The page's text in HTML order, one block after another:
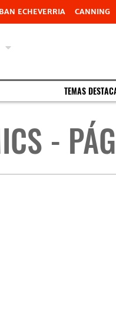
ECHEVERRIA CANNING
TEMAS
-